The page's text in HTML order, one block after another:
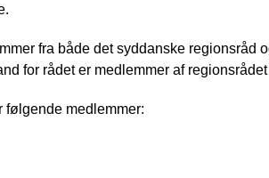
fra både det syddanske regionsråd
for rådet er medlemmer af
følgende medlemmer: